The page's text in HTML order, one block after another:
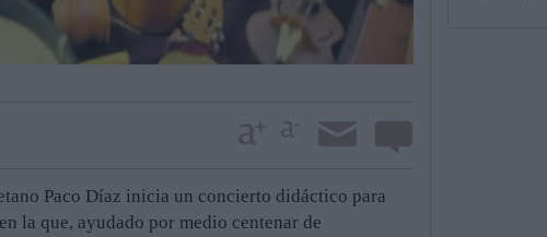
Paco Díaz inicia un concierto didáctico para
la que, ayudado por medio centenar de